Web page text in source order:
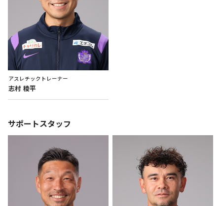
アスレチックトレーナー
志村 稜平
サポートスタッフ